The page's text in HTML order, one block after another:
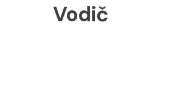
Vodič